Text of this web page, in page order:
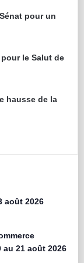
pour un
le Salut de
hausse de la
août 2026
21 août 2026